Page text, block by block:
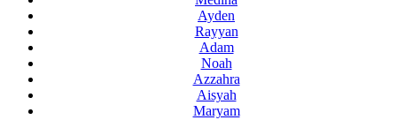
Ayden
Rayyan
Adam
Noah
Azzahra
Aisyah
Maryam